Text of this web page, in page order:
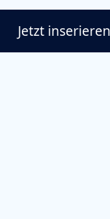
Jetzt inserieren